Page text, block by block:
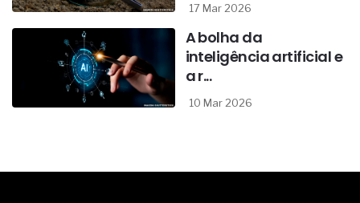
17 Mar 2026
A bolha da
inteligência artificial e
a r...
10 Mar 2026